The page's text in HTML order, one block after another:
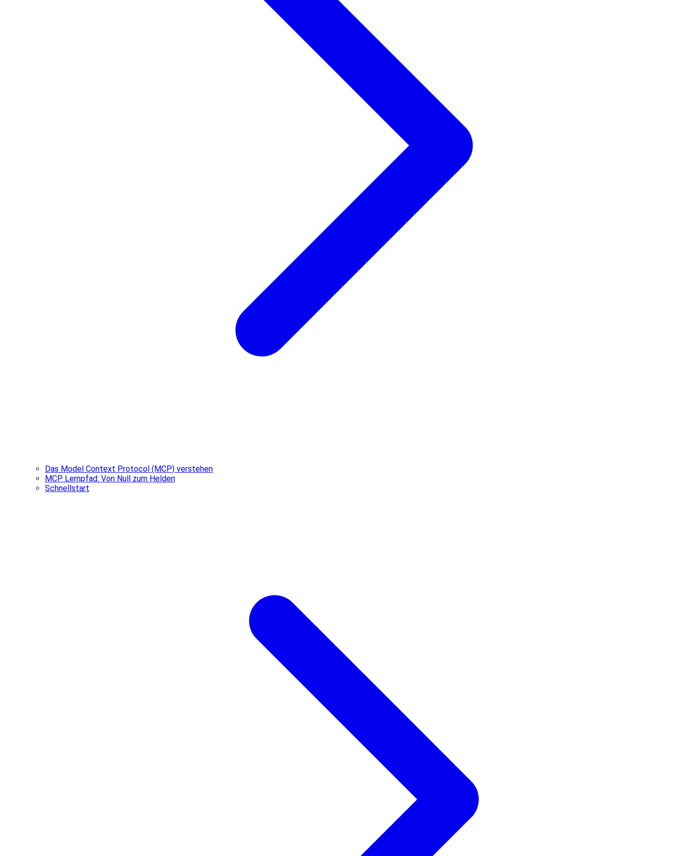
Das Model Context Protocol (MCP) verstehen
MCP Lernpfad: Von Null zum Helden
Schnellstart